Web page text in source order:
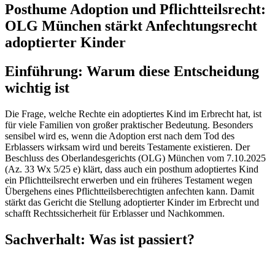
Posthume Adoption und Pflichtteilsrecht:
OLG München stärkt Anfechtungsrecht
adoptierter Kinder
Einführung: Warum diese Entscheidung
wichtig ist
Die Frage, welche Rechte ein adoptiertes Kind im Erbrecht hat, ist
für viele Familien von großer praktischer Bedeutung. Besonders
sensibel wird es, wenn die Adoption erst nach dem Tod des
Erblassers wirksam wird und bereits Testamente existieren. Der
Beschluss des Oberlandesgerichts (OLG) München vom 7.10.2025
(Az. 33 Wx 5/25 e) klärt, dass auch ein posthum adoptiertes Kind
ein Pflichtteilsrecht erwerben und ein früheres Testament wegen
Übergehens eines Pflichtteilsberechtigten anfechten kann. Damit
stärkt das Gericht die Stellung adoptierter Kinder im Erbrecht und
schafft Rechtssicherheit für Erblasser und Nachkommen.
Sachverhalt: Was ist passiert?